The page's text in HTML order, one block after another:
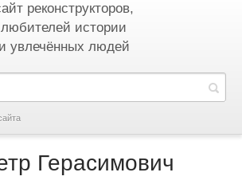
реконструкторов,
любителей истории
и увлечённых людей
Герасимович